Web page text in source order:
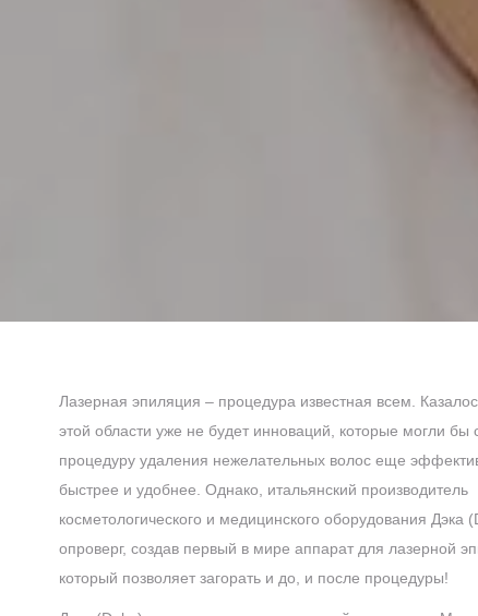
Лазерная эпиляция – процедура известная всем.
этой области уже не будет инноваций, которые могли бы
процедуру удаления нежелательных волос еще
быстрее и удобнее. Однако, итальянский производитель
косметологического и медицинского оборудования Дэка
опроверг, создав первый в мире аппарат для лазерной
который позволяет загорать и до, и после процедуры!